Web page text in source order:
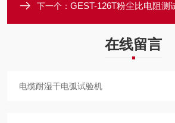
下一个： GEST-126T粉尘比电阻测
在线留言